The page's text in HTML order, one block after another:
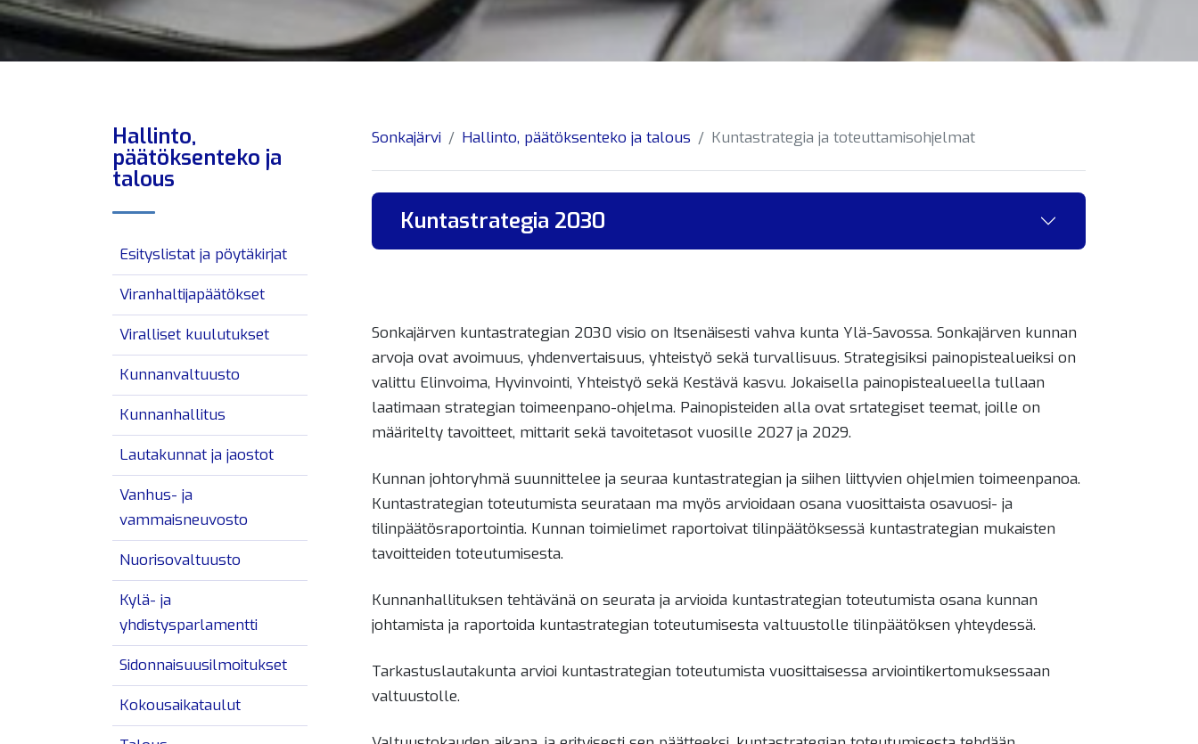
Hallinto,
päätöksenteko ja
talous
Esityslistat ja pöytäkirjat
Viranhaltijapäätökset
Viralliset kuulutukset
Kunnanvaltuusto
Kunnanhallitus
Lautakunnat ja jaostot
Vanhus- ja
vammaisneuvosto
Nuorisovaltuusto
Kylä- ja
yhdistysparlamentti
Sidonnaisuusilmoitukset
Kokousaikataulut
Sonkajärvi Hallinto, päätöksenteko ja talous Kuntastrategia ja toteuttamisohjelmat
Kuntastrategia 2030
Sonkajärven kuntastrategian 2030 visio on Itsenäisesti vahva kunta Ylä-Savossa. Sonkajärven kunnan
arvoja ovat avoimuus, yhdenvertaisuus, yhteistyö sekä turvallisuus. Strategisiksi painopistealueiksi on
valittu Elinvoima, Hyvinvointi, Yhteistyö sekä Kestävä kasvu. Jokaisella painopistealueella tullaan
laatimaan strategian toimeenpano-ohjelma. Painopisteiden alla ovat srtategiset teemat, joille on
määritelty tavoitteet, mittarit sekä tavoitetasot vuosille 2027 ja 2029.
Kunnan johtoryhmä suunnittelee ja seuraa kuntastrategian ja siihen liittyvien ohjelmien toimeenpanoa.
Kuntastrategian toteutumista seurataan ma myös arvioidaan osana vuosittaista osavuosi- ja
tilinpäätösraportointia. Kunnan toimielimet raportoivat tilinpäätöksessä kuntastrategian mukaisten
tavoitteiden toteutumisesta.
Kunnanhallituksen tehtävänä on seurata ja arvioida kuntastrategian toteutumista osana kunnan
johtamista ja raportoida kuntastrategian toteutumisesta valtuustolle tilinpäätöksen yhteydessä.
Tarkastuslautakunta arvioi kuntastrategian toteutumista vuosittaisessa arviointikertomuksessaan
valtuustolle.